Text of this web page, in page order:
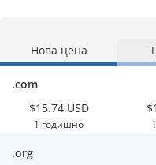
Нова цена
.com
$15.74 USD
1 годишно
.org